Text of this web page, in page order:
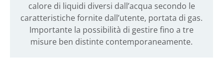
calore di liquidi diversi dall’acqua secondo le
caratteristiche fornite dall’utente, portata di gas.
Importante la possibilità di gestire fino a tre
misure ben distinte contemporaneamente.